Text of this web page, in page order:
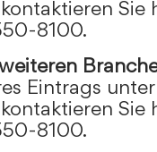
Sie
8100.
Eintrags
Sie
8100.